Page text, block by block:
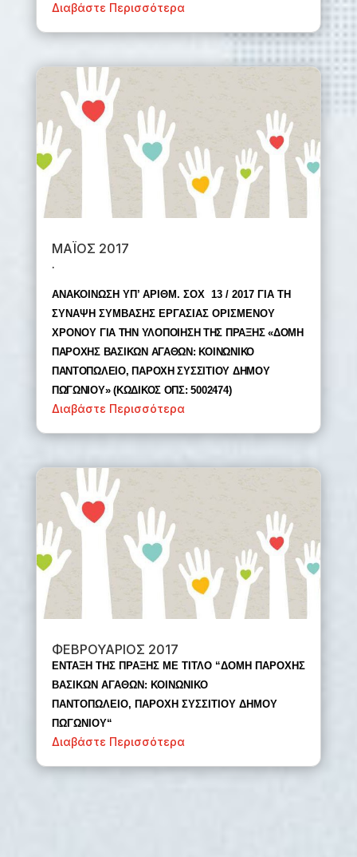
Διαβάστε Περισσότερα
ΜΑΪΟΣ 2017
.
ΑΝΑΚΟΙΝΩΣΗ ΥΠ’ ΑΡΙΘΜ. ΣΟΧ 13 / 2017 ΓΙΑ ΤΗ
ΣΥΝΑΨΗ ΣΥΜΒΑΣΗΣ ΕΡΓΑΣΙΑΣ ΟΡΙΣΜΕΝΟΥ
ΧΡΟΝΟΥ ΓΙΑ ΤΗΝ ΥΛΟΠΟΙΗΣΗ ΤΗΣ ΠΡΑΞΗΣ «ΔΟΜΗ
ΠΑΡΟΧΗΣ ΒΑΣΙΚΩΝ ΑΓΑΘΩΝ: ΚΟΙΝΩΝΙΚΟ
ΠΑΝΤΟΠΩΛΕΙΟ, ΠΑΡΟΧΗ ΣΥΣΣΙΤΙΟΥ ΔΗΜΟΥ
ΠΩΓΩΝΙΟΥ» (ΚΩΔΙΚΟΣ ΟΠΣ: 5002474)
Διαβάστε Περισσότερα
ΦΕΒΡΟΥΑΡΙΟΣ 2017
ΕΝΤΑΞΗ ΤΗΣ ΠΡΑΞΗΣ ΜΕ ΤΙΤΛΟ “ΔΟΜΗ ΠΑΡΟΧΗΣ
ΒΑΣΙΚΩΝ ΑΓΑΘΩΝ: ΚΟΙΝΩΝΙΚΟ
ΠΑΝΤΟΠΩΛΕΙΟ, ΠΑΡΟΧΗ ΣΥΣΣΙΤΙΟΥ ΔΗΜΟΥ
ΠΩΓΩΝΙΟΥ“
Διαβάστε Περισσότερα